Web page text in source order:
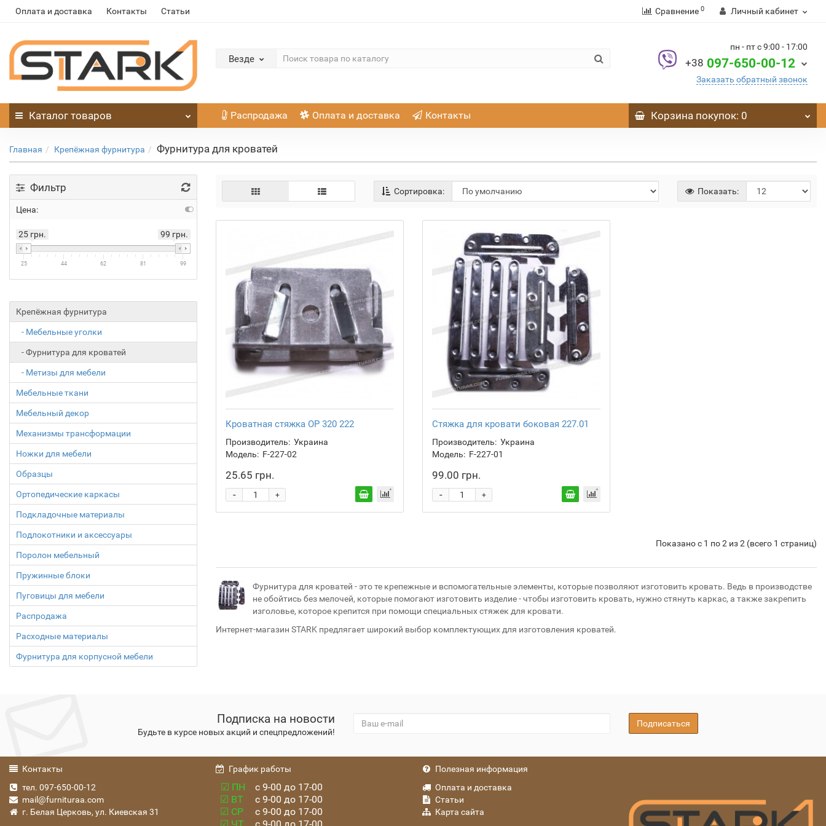
Оплата и доставка Контакты Статьи Сравнение 0 Личный кабинет
Везде
пн - пт с 9:00 - 17:00
+38 097-650-00-12
Заказать обратный звонок
Каталог товаров Распродажа Оплата и доставка Контакты Корзина покупок: 0
Главная Крепёжная фурнитура Фурнитура для кроватей
Фильтр
Цена:
25 грн. 99 грн.
25 44 62 81 99
Крепёжная фурнитура
- Мебельные уголки
- Фурнитура для кроватей
- Метизы для мебели
Мебельные ткани
Мебельный декор
Механизмы трансформации
Ножки для мебели
Образцы
Ортопедические каркасы
Подкладочные материалы
Подлокотники и аксессуары
Поролон мебельный
Пружинные блоки
Пуговицы для мебели
Распродажа
Расходные материалы
Фурнитура для корпусной мебели
Сортировка: Показать:
Кроватная стяжка ОР 320 222
Производитель: Украина
Модель: F-227-02
25.65 грн.
+
-
Стяжка для кровати боковая 227.01
Производитель: Украина
Модель: F-227-01
99.00 грн.
+
-
Показано с 1 по 2 из 2 (всего 1 страниц)
Фурнитура для кроватей - это те крепежные и вспомогательные элементы, которые позволяют изготовить кровать. Ведь в производстве
не обойтись без мелочей, которые помогают изготовить изделие - чтобы изготовить кровать, нужно стянуть каркас, а также закрепить
изголовье, которое крепится при помощи специальных стяжек для кровати.
Интернет-магазин STARK предлягает широкий выбор комплектующих для изготовления кроватей.
Подписка на новости
Будьте в курсе новых акций и спецпредложений!
Подписаться
Контакты
тел. 097-650-00-12
mail@furnituraa.com
г. Белая Церковь, ул. Киевская 31
График работы
☑ ПН
с 9-00 до 17-00
☑ ВТ
с 9-00 до 17-00
☑ СР
с 9-00 до 17-00
Полезная информация
Оплата и доставка
Статьи
Карта сайта